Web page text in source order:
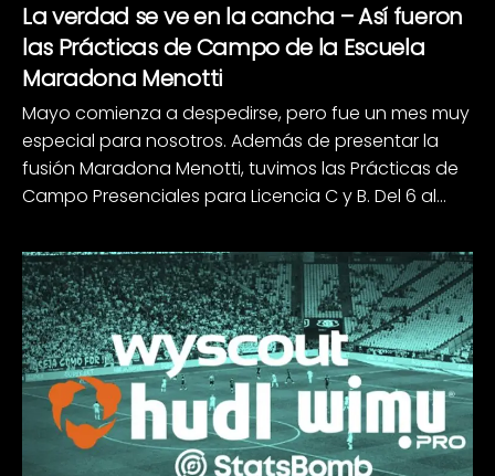
La verdad se ve en la cancha – Así fueron
las Prácticas de Campo de la Escuela
Maradona Menotti
Mayo comienza a despedirse, pero fue un mes muy
especial para nosotros. Además de presentar la
fusión Maradona Menotti, tuvimos las Prácticas de
Campo Presenciales para Licencia C y B. Del 6 al...